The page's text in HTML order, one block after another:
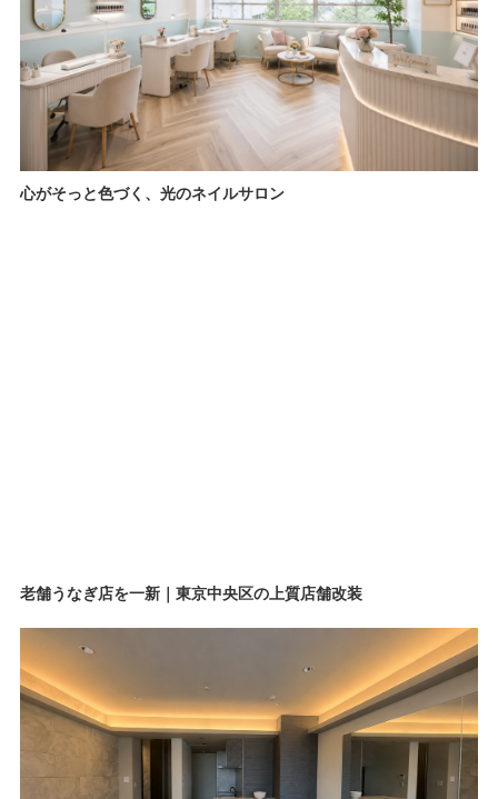
心がそっと色づく、光のネイルサロン
老舗うなぎ店を一新｜東京中央区の上質店舗改装